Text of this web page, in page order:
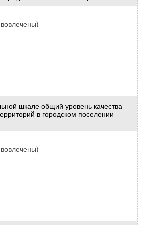
шкале общий уровень качества
в городском поселении